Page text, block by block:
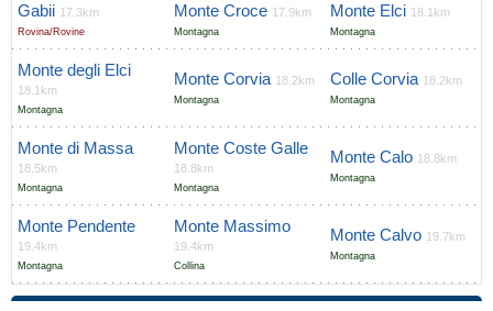
Gabii 17.3km
Rovina/Rovine
Monte Croce 17.9km
Montagna
Monte Elci 18.1km
Montagna
Monte degli Elci
18.1km
Montagna
Monte Corvia 18.2km
Montagna
Colle Corvia 18.2km
Montagna
Monte di Massa
18.5km
Montagna
Monte Coste Galle
18.8km
Montagna
Monte Calo 18.8km
Montagna
Monte Pendente
19.4km
Montagna
Monte Massimo
19.4km
Collina
Monte Calvo 19.7km
Montagna